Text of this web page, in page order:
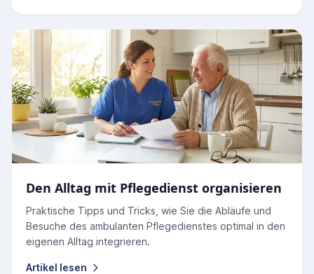
Den Alltag mit Pflegedienst organisieren
Praktische Tipps und Tricks, wie Sie die Abläufe und
Besuche des ambulanten Pflegedienstes optimal in den
eigenen Alltag integrieren.
Artikel lesen